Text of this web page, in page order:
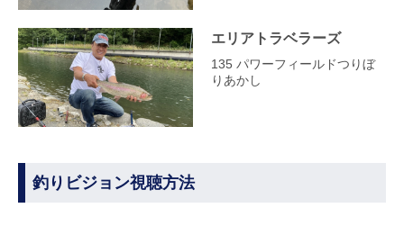
エリアトラベラーズ
135 パワーフィールドつりぼ
りあかし
釣りビジョン視聴方法